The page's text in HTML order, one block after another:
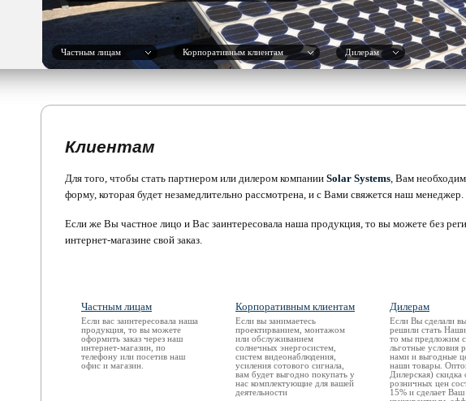
Частным лицам Корпоративным клиентам Дилерам
Клиентам
Для того, чтобы стать партнером или дилером компании Solar Systems, Вам
форму, которая будет незамедлительно рассмотрена, и с Вами свяжется наш менеджер.
Если же Вы частное лицо и Вас заинтересовала наша продукция, то вы можете без
интернет-магазине свой заказ.
Частным лицам
Если вас заинтересовала наша
продукция, то вы можете
оформить заказ через наш
интернет-магазин, по
телефону или посетив наш
офис и магазин.
Корпоративным клиентам
Если вы занимаетесь
проектирванием, монтажом
или обслуживанием
солнечных энергосистем,
систем видеонаблюдения,
усиления сотового сигнала,
вам будет выгодно покупать у
нас комплектующие для вашей
деятельности
Дилерам
Если Вы сделали
решили стать
то мы предложим
льготные условия
нами и выгодные
наши товары.
Дилерская) скидка
розничных цен
15% и сделает Ваш